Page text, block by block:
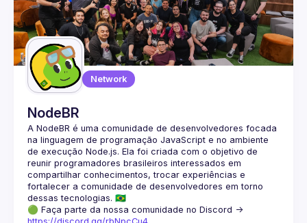
Guilds
Network
NodeBR
A NodeBR é uma comunidade de desenvolvedores focada
na linguagem de programação JavaScript e no ambiente
de execução Node.js. Ela foi criada com o objetivo de
reunir programadores brasileiros interessados em
compartilhar conhecimentos, trocar experiências e
fortalecer a comunidade de desenvolvedores em torno
🟢 Faça parte da nossa comunidade no Discord ->